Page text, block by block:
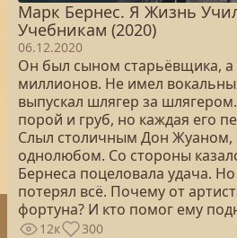
Марк Бернес. Я Жизнь
Учебникам (2020)
06.12.2020
Он был сыном старьёвщика, а
миллионов. Не имел
выпускал шлягер за
порой и груб, но каждая его
Слыл столичным Дон Жуаном,
однолюбом. Со стороны
Бернеса поцеловала удача.
потерял всё. Почему от
фортуна? И кто помог ему
12к 300